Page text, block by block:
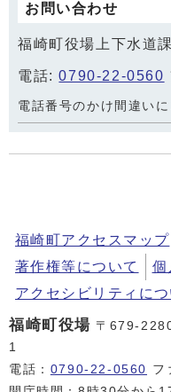
お問い合わせ
福崎町役場上下水道課
電話:0790-22-0560
電話番号のかけ間違いに
福崎町アクセスマップ
著作権等について
個
アクセシビリティにつ
福崎町役場 〒679-
1
電話： 0790-22-0560 フ